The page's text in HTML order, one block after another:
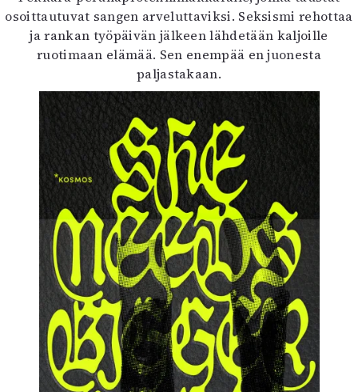
osoittautuvat sangen arveluttaviksi. Seksismi rehottaa
ja rankan työpäivän jälkeen lähdetään kaljoille
ruotimaan elämää. Sen enempää en juonesta
paljastakaan.